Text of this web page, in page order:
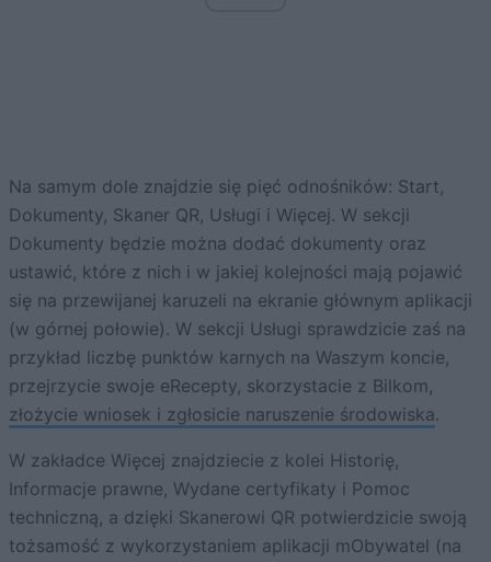
Na samym dole znajdzie się pięć odnośników: Start,
Dokumenty, Skaner QR, Usługi i Więcej. W sekcji
Dokumenty będzie można dodać dokumenty oraz
ustawić, które z nich i w jakiej kolejności mają pojawić
się na przewijanej karuzeli na ekranie głównym aplikacji
(w górnej połowie). W sekcji Usługi sprawdzicie zaś na
przykład liczbę punktów karnych na Waszym koncie,
przejrzycie swoje eRecepty, skorzystacie z Bilkom,
złożycie wniosek i zgłosicie naruszenie środowiska.
W zakładce Więcej znajdziecie z kolei Historię,
Informacje prawne, Wydane certyfikaty i Pomoc
techniczną, a dzięki Skanerowi QR potwierdzicie swoją
tożsamość z wykorzystaniem aplikacji mObywatel (na